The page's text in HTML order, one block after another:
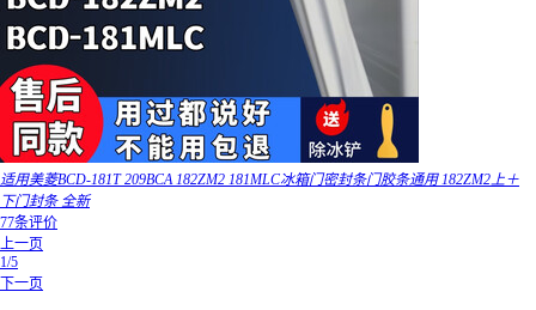
适用美菱BCD-181T 209BCA 182ZM2 181MLC冰箱门密封条门胶条通用 182ZM2上＋
下门封条 全新
77条评价
上一页
1/5
下一页